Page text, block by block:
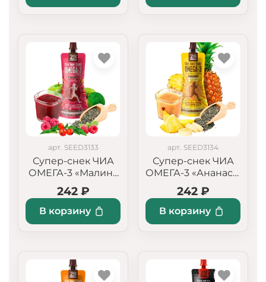
арт. SEED3133
Супер-снек ЧИА
ОМЕГА-3 «Малина
+ Шиповник»
242 ₽
В корзину
арт. SEED3134
Супер-снек ЧИА
ОМЕГА-3 «Ананас +
Банан»
242 ₽
В корзину